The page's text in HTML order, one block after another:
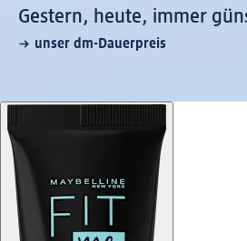
Gestern, heute, immer
unser dm-Dauerpreis